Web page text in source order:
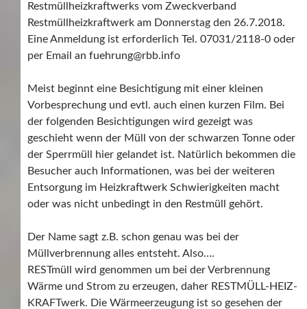
Restmüllheizkraftwerks vom Zweckverband
Restmüllheizkraftwerk am Donnerstag den 26.7.2018.
Eine Anmeldung ist erforderlich Tel. 07031/2118-0 oder
per Email an fuehrung@rbb.info
Meist beginnt eine Besichtigung mit einer kleinen
Vorbesprechung und evtl. auch einen kurzen Film. Bei
der folgenden Besichtigungen wird gezeigt was
geschieht wenn der Müll von der schwarzen Tonne oder
der Sperrmüll hier gelandet ist. Natürlich bekommen die
Besucher auch Informationen, was bei der weiteren
Entsorgung im Heizkraftwerk Schwierigkeiten macht
oder was nicht unbedingt in den Restmüll gehört.
Der Name sagt z.B. schon genau was bei der
Müllverbrennung alles entsteht. Also….
RESTmüll wird genommen um bei der Verbrennung
Wärme und Strom zu erzeugen, daher RESTMÜLL-HEIZ-
KRAFTwerk. Die Wärmeerzeugung ist so gesehen der